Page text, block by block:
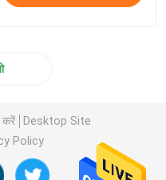
करें
Desktop Site
Policy